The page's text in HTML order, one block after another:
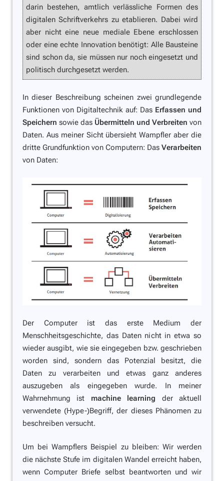
darin bestehen, amtlich verlässliche Formen des
digitalen Schriftverkehrs zu etablieren. Dabei wird
aber nicht eine neue mediale Ebene erschlossen
oder eine echte Innovation benötigt: Alle Bausteine
sind schon da, sie müssen nur noch eingesetzt und
politisch durchgesetzt werden.
In dieser Beschreibung scheinen zwei grundlegende
Funktionen von Digitaltechnik auf: Das Erfassen und
Speichern sowie das Übermitteln und Verbreiten von
Daten. Aus meiner Sicht übersieht Wampfler aber die
dritte Grundfunktion von Computern: Das Verarbeiten
von Daten:
Der Computer ist das erste Medium der
Menschheitsgeschichte, das Daten nicht in etwa so
wieder ausgibt, wie sie eingegeben bzw. geschrieben
worden sind, sondern das Potenzial besitzt, die
Daten zu verarbeiten und etwas ganz anderes
auszugeben als eingegeben wurde. In meiner
Wahrnehmung ist machine learning der aktuell
verwendete (Hype-)Begriff, der dieses Phänomen zu
beschreiben versucht.
Um bei Wampflers Beispiel zu bleiben: Wir werden
die nächste Stufe im digitalen Wandel erreicht haben,
wenn Computer Briefe selbst beantworten und wir